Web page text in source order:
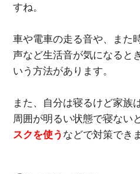
すね。
車や電車の走る音や、また
声など生活音が気になると
いう方法があります。
また、自分は寝るけど家族
周囲が明るい状態で寝ない
スクを使う などで対策でき